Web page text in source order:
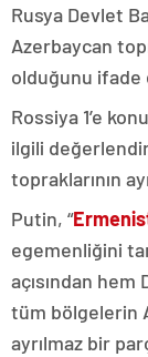
Rusya Devlet
Azerbaycan
olduğunu
Rossiya 1’e
ilgili
topraklarının
Putin, “
egemenliğini
açısından hem
tüm bölgelerin
ayrılmaz bir